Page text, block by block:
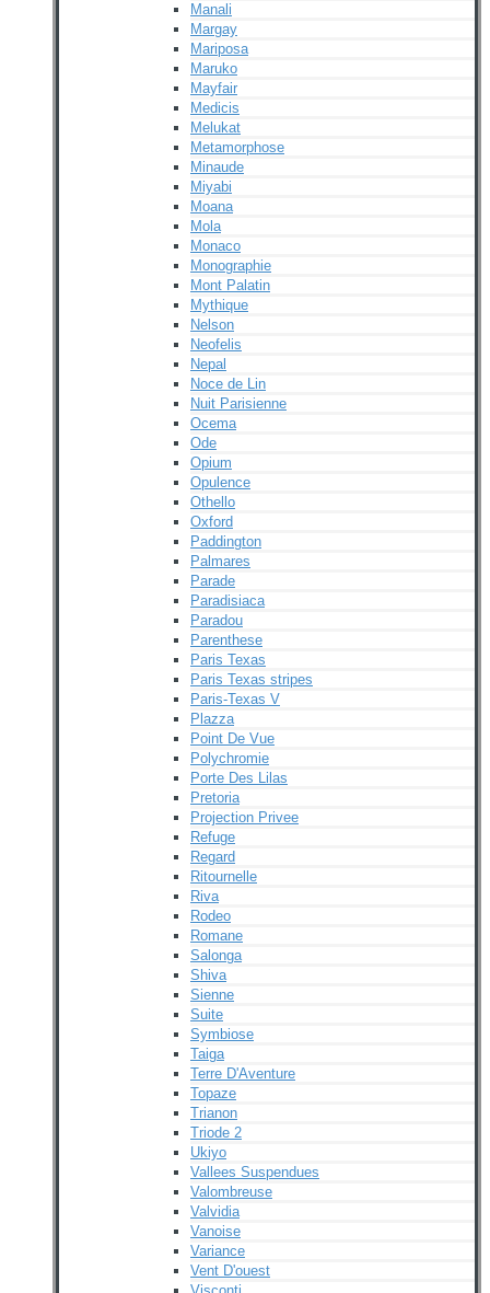
Manali
Margay
Mariposa
Maruko
Mayfair
Medicis
Melukat
Metamorphose
Minaude
Miyabi
Moana
Mola
Monaco
Monographie
Mont Palatin
Mythique
Nelson
Neofelis
Nepal
Noce de Lin
Nuit Parisienne
Ocema
Ode
Opium
Opulence
Othello
Oxford
Paddington
Palmares
Parade
Paradisiaca
Paradou
Parenthese
Paris Texas
Paris Texas stripes
Paris-Texas V
Plazza
Point De Vue
Polychromie
Porte Des Lilas
Pretoria
Projection Privee
Refuge
Regard
Ritournelle
Riva
Rodeo
Romane
Salonga
Shiva
Sienne
Suite
Symbiose
Taiga
Terre D'Aventure
Topaze
Trianon
Triode 2
Ukiyo
Vallees Suspendues
Valombreuse
Valvidia
Vanoise
Variance
Vent D'ouest